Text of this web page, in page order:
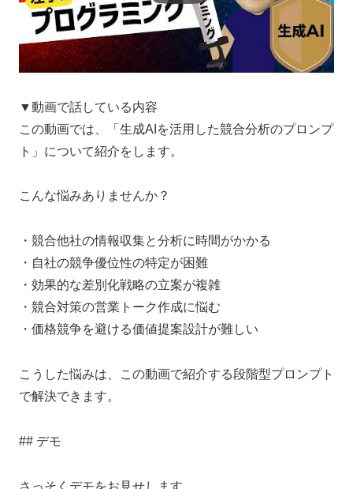
▼動画で話している内容
この動画では、「生成AIを活用した競合分析のプロンプ
ト」について紹介をします。
こんな悩みありませんか？
・競合他社の情報収集と分析に時間がかかる
・自社の競争優位性の特定が困難
・効果的な差別化戦略の立案が複雑
・競合対策の営業トーク作成に悩む
・価格競争を避ける価値提案設計が難しい
こうした悩みは、この動画で紹介する段階型プロンプト
で解決できます。
## デモ
さっそくデモをお見せします。